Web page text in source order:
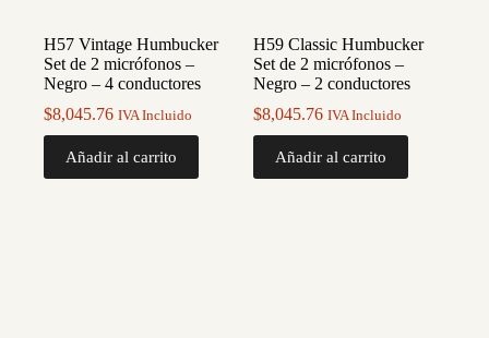
H57 Vintage Humbucker
Set de 2 micrófonos –
Negro – 4 conductores
$8,045.76 IVA Incluido
Añadir al carrito
H59 Classic Humbucker
Set de 2 micrófonos –
Negro – 2 conductores
$8,045.76 IVA Incluido
Añadir al carrito